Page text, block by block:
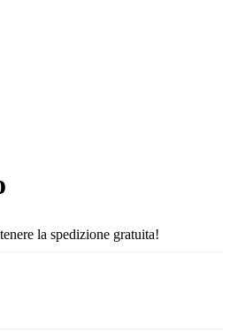
la spedizione gratuita!